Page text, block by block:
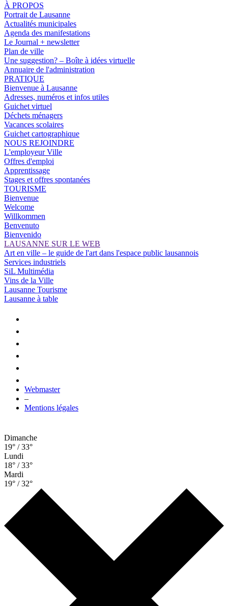
À PROPOS
Portrait de Lausanne
Actualités municipales
Agenda des manifestations
Le Journal + newsletter
Plan de ville
Une suggestion? – Boîte à idées virtuelle
Annuaire de l'administration
PRATIQUE
Bienvenue à Lausanne
Adresses, numéros et infos utiles
Guichet virtuel
Déchets ménagers
Vacances scolaires
Guichet cartographique
NOUS REJOINDRE
L'employeur Ville
Offres d'emploi
Apprentissage
Stages et offres spontanées
TOURISME
Bienvenue
Welcome
Willkommen
Benvenuto
Bienvenido
LAUSANNE SUR LE WEB
Art en ville – le guide de l'art dans l'espace public lausannois
Services industriels
SiL Multimédia
Vins de la Ville
Lausanne Tourisme
Lausanne à table
Webmaster
–
Mentions légales
Dimanche
19° / 33°
Lundi
18° / 33°
Mardi
19° / 32°